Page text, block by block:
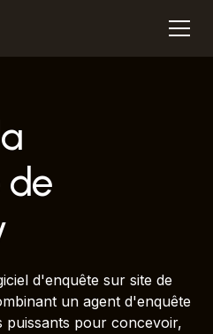
de
d'enquête sur site de
un agent d'enquête
puissants pour concevoir,